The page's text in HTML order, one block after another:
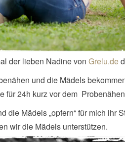
der lieben Nadine von Grelu.de
und die Mädels
für 24h kurz vor dem
die Mädels „opfern“ für mich ihr
wir die Mädels unterstützen.